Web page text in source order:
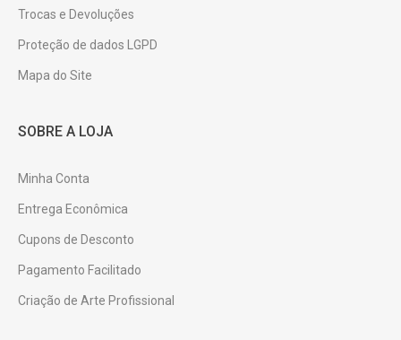
Trocas e Devoluções
Proteção de dados LGPD
Mapa do Site
SOBRE A LOJA
Minha Conta
Entrega Econômica
Cupons de Desconto
Pagamento Facilitado
Criação de Arte Profissional